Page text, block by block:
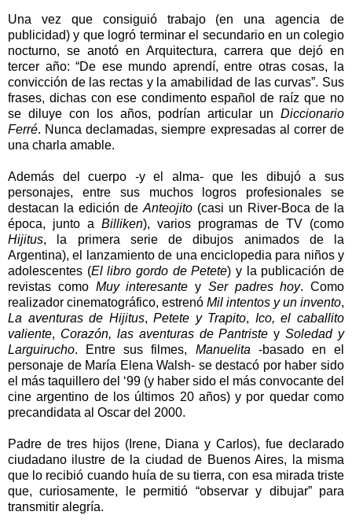
Una vez que consiguió trabajo (en una agencia de
publicidad) y que logró terminar el secundario en un colegio
nocturno, se anotó en Arquitectura, carrera que dejó en
tercer año: “De ese mundo aprendí, entre otras cosas, la
convicción de las rectas y la amabilidad de las curvas”. Sus
frases, dichas con ese condimento español de raíz que no
se diluye con los años, podrían articular un Diccionario
Ferré. Nunca declamadas, siempre expresadas al correr de
una charla amable.
Además del cuerpo -y el alma- que les dibujó a sus
personajes, entre sus muchos logros profesionales se
destacan la edición de Anteojito (casi un River-Boca de la
época, junto a Billiken), varios programas de TV (como
Hijitus, la primera serie de dibujos animados de
la
Argentina), el lanzamiento de una enciclopedia para niños y
adolescentes (El libro gordo de Petete) y la publicación de
revistas como Muy interesante y Ser padres hoy. Como
realizador cinematográfico, estrenó Mil intentos y un invento,
La aventuras de Hijitus,Petete y Trapito, Ico, el caballito
valiente, Corazón, las aventuras de Pantriste ySoledad y
Larguirucho. Entre sus filmes, Manuelita -basado en el
personaje de María Elena Walsh- se destacó por haber sido
el más taquillero del ‘99 (y haber sido el más convocante del
cine argentino de los últimos 20 años) y por quedar como
precandidata al Oscar del 2000.
Padre de tres hijos (Irene, Diana y Carlos), fue declarado
ciudadano ilustre de la ciudad de Buenos Aires, la misma
que lo recibió cuando huía de su tierra, con esa mirada triste
que, curiosamente, le permitió “observar y dibujar” para
transmitir alegría.